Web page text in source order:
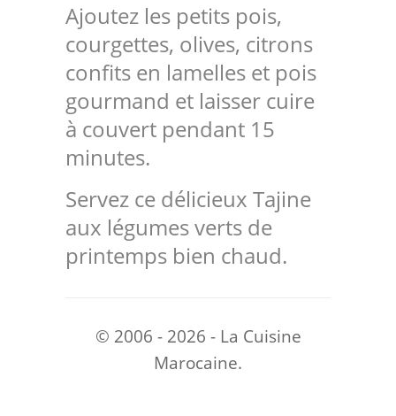
Ajoutez les petits pois,
courgettes, olives, citrons
confits en lamelles et pois
gourmand et laisser cuire
à couvert pendant 15
minutes.
Servez ce délicieux Tajine
aux légumes verts de
printemps bien chaud.
© 2006 - 2026 - La Cuisine
Marocaine.